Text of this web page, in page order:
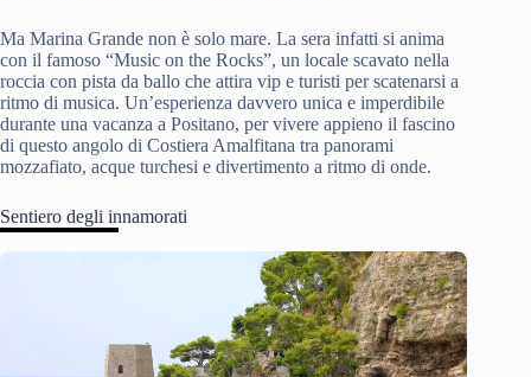
Ma Marina Grande non è solo mare. La sera infatti si anima
con il famoso “Music on the Rocks”, un locale scavato nella
roccia con pista da ballo che attira vip e turisti per scatenarsi a
ritmo di musica. Un’esperienza davvero unica e imperdibile
durante una vacanza a Positano, per vivere appieno il fascino
di questo angolo di Costiera Amalfitana tra panorami
mozzafiato, acque turchesi e divertimento a ritmo di onde.
Sentiero degli innamorati